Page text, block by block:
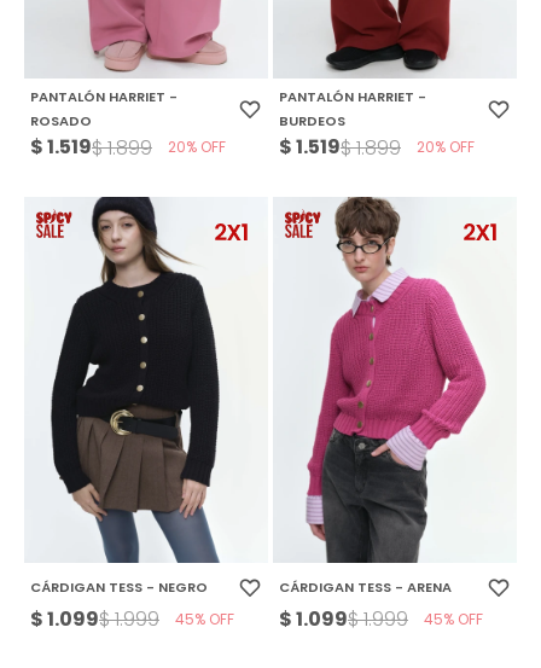
PANTALÓN HARRIET -
ROSADO
$1.519$1.899 20
PANTALÓN HARRIET -
BURDEOS
$1.519$1.899 20
CÁRDIGAN TESS - NEGRO
$1.099$1.999 45
CÁRDIGAN TESS - ARENA
$1.099$1.999 45